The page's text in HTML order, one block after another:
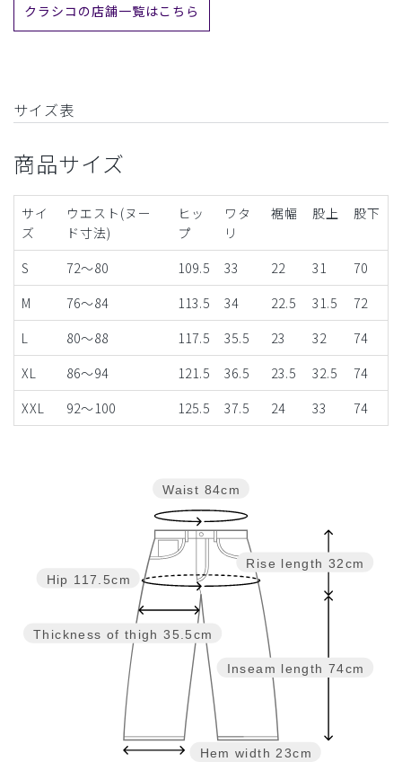
クラシコの店舗一覧はこちら
サイズ表
商品サイズ
サイ
ズ
ウエスト(ヌー
ド寸法)
ヒッ
プ
ワタ
リ
裾幅 股上 股下
S 72～80 109.5 33 22 31
70
M
76〜84 113.5 34 22.5 31.5
72
L
80～88 117.5 35.5 23 32
74
XL
86～94 121.5 36.5 23.5 32.5
74
XXL
92～100 125.5 37.5 24 33 74
Inseam length 74cm
Rise length 32cm
Hem width 23cm
Thickness of thigh 35.5cm
Hip 117.5cm
Waist 84cm